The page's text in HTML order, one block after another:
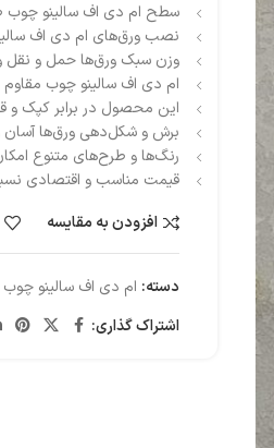
سطح ام دی اف سالینو چوب
نصب ورق‌های ام دی اف
وزن سبک ورق‌ها حمل و نقل
ام دی اف سالینو چوب
این محصول در برابر کپک و
برش و شکل‌دهی ورق‌ها
رنگ‌ها و طرح‌های متنوع
قیمت مناسب و اقتصادی
افزودن به مقایسه
دسته: ام دی اف سالینو چوب
اشتراک گذاری: